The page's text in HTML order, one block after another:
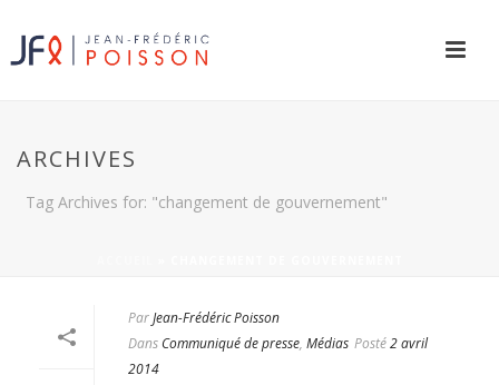
ARCHIVES
Tag Archives for: "changement de gouvernement"
ParJean-Frédéric Poisson
Dans Communiqué de presse, Médias Posté2 avril
2014